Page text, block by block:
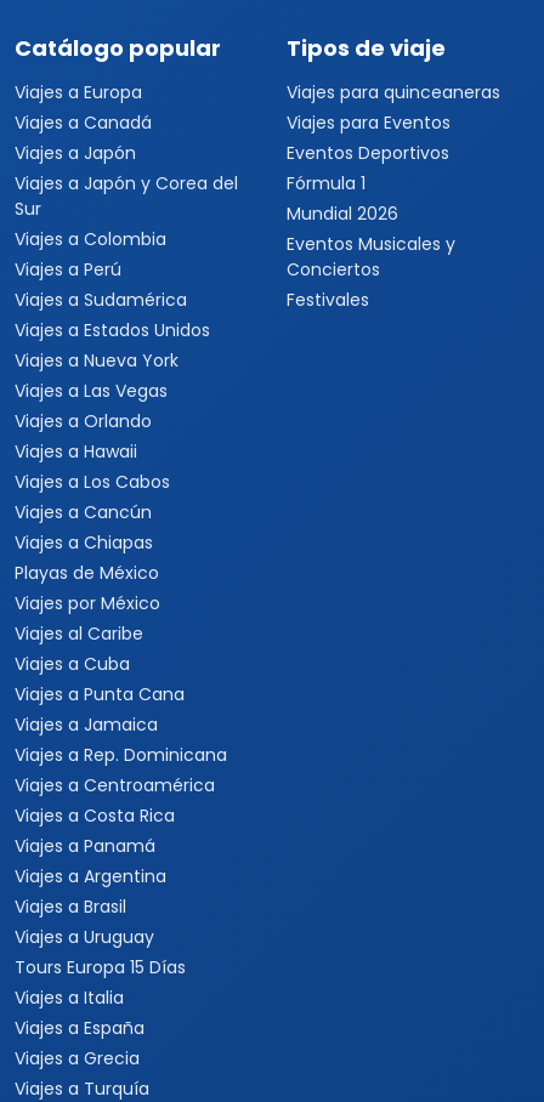
Catálogo popular
Viajes a Europa
Viajes a Canadá
Viajes a Japón
Viajes a Japón y Corea del
Sur
Viajes a Colombia
Viajes a Perú
Viajes a Sudamérica
Viajes a Estados Unidos
Viajes a Nueva York
Viajes a Las Vegas
Viajes a Orlando
Viajes a Hawaii
Viajes a Los Cabos
Viajes a Cancún
Viajes a Chiapas
Playas de México
Viajes por México
Viajes al Caribe
Viajes a Cuba
Viajes a Punta Cana
Viajes a Jamaica
Viajes a Rep. Dominicana
Viajes a Centroamérica
Viajes a Costa Rica
Viajes a Panamá
Viajes a Argentina
Viajes a Brasil
Viajes a Uruguay
Tours Europa 15 Días
Viajes a Italia
Viajes a España
Viajes a Grecia
Viajes a Turquía
Tipos de viaje
Viajes para quinceaneras
Viajes para Eventos
Eventos Deportivos
Fórmula 1
Mundial 2026
Eventos Musicales y
Conciertos
Festivales